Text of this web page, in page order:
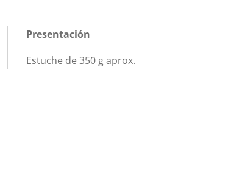
Presentación
Estuche de 350 g aprox.